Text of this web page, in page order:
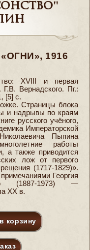
«ОГНИ», 1916
XVIII и первая
Вернадского. Пг.:
[5] с.
Страницы блока
и надрывы по краям
русского учёного,
Императорской
Пыпина
работы
а также приводится
лож от первого
(1717-1829)».
Георгия
(1887-1973) —
XX в.
в корзину